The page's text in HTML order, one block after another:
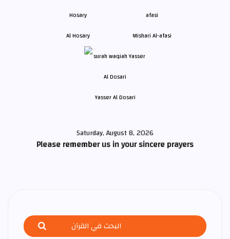
Al Hosary Mishari Al-afasi
Yasser Al Dosari
Saturday, August 8, 2026
Please remember us in your sincere prayers